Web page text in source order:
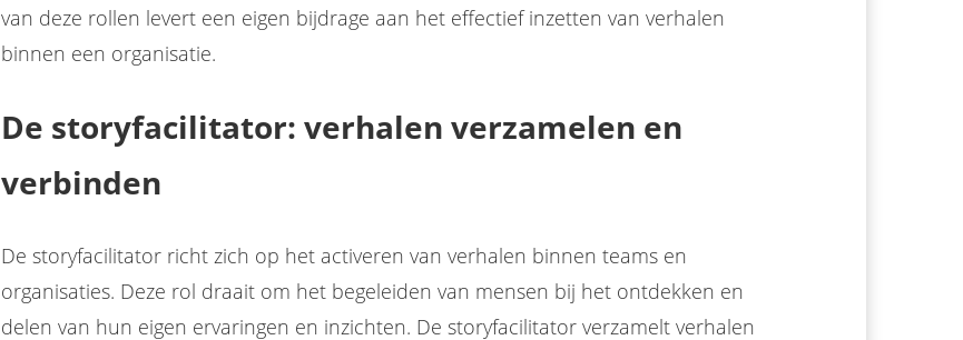
van deze rollen levert een eigen bijdrage aan het effectief inzetten van verhalen
binnen een organisatie.
De storyfacilitator: verhalen verzamelen en
verbinden
De storyfacilitator richt zich op het activeren van verhalen binnen teams en
organisaties. Deze rol draait om het begeleiden van mensen bij het ontdekken en
delen van hun eigen ervaringen en inzichten. De storyfacilitator verzamelt verhalen